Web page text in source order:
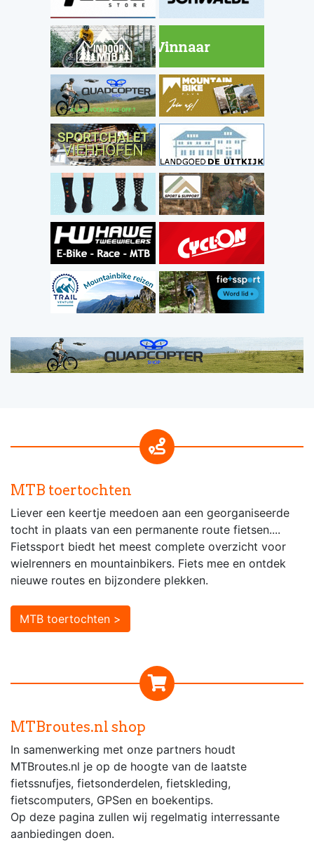
MTB toertochten
Liever een keertje meedoen aan een georganiseerde
tocht in plaats van een permanente route fietsen....
Fietssport biedt het meest complete overzicht voor
wielrenners en mountainbikers. Fiets mee en ontdek
nieuwe routes en bijzondere plekken.
MTB toertochten >
MTBroutes.nl shop
In samenwerking met onze partners houdt
MTBroutes.nl je op de hoogte van de laatste
fietssnufjes, fietsonderdelen, fietskleding,
fietscomputers, GPSen en boekentips.
Op deze pagina zullen wij regelmatig interressante
aanbiedingen doen.